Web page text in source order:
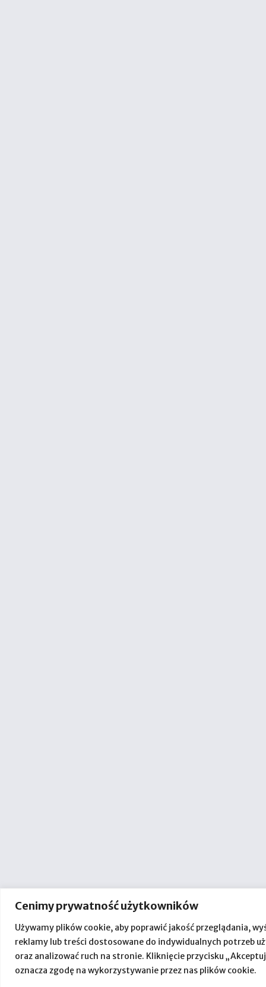
Cenimy prywatność użytkowników
Używamy plików cookie, aby poprawić jakość przeglądania,
reklamy lub treści dostosowane do indywidualnych potrzeb
oraz analizować ruch na stronie. Kliknięcie przycisku
oznacza zgodę na wykorzystywanie przez nas plików cookie.